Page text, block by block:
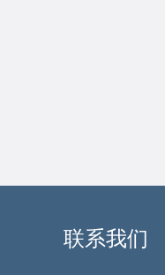
联系我们